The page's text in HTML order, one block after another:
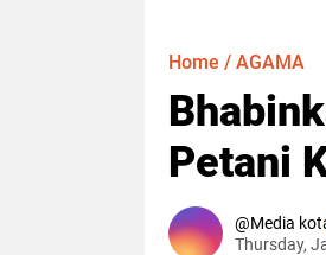
Home / AGAMA
Petani
Media
Thursday,